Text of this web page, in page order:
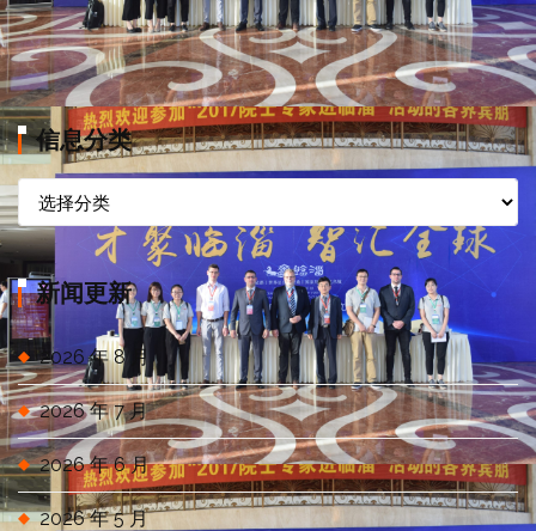
信息分类
信
息
分
类新闻更新
2026 年 8 月
2026 年 7 月
2026 年 6 月
2026 年 5 月